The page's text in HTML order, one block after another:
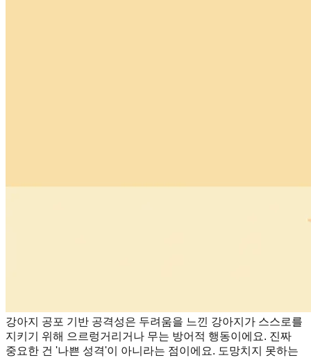
강아지 공포 기반 공격성은 두려움을 느낀 강아지가 스스로를
지키기 위해 으르렁거리거나 무는 방어적 행동이에요. 진짜
중요한 건 '나쁜 성격'이 아니라는 점이에요. 도망치지 못하는